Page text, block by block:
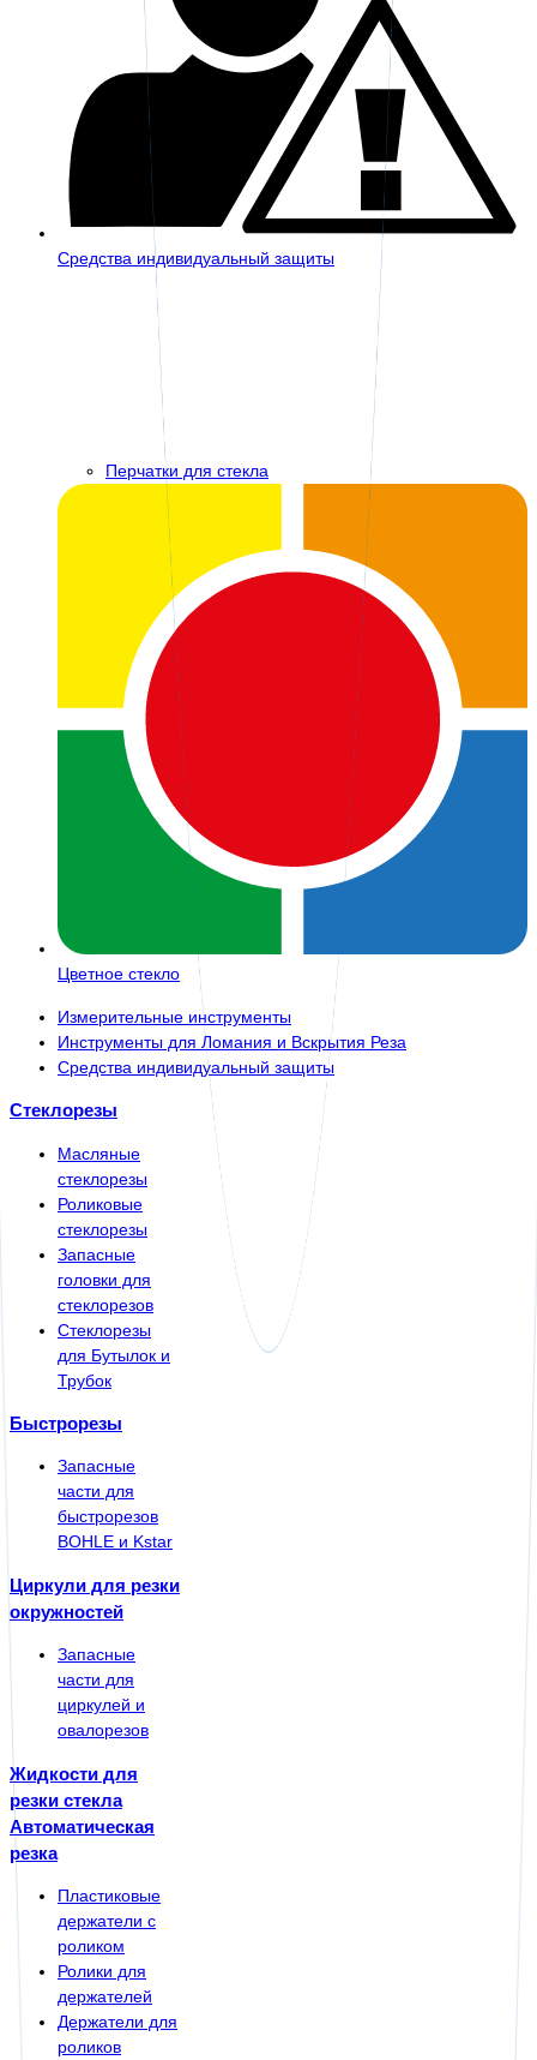
Средства индивидуальный защиты
Перчатки для стекла
Цветное стекло
Измерительные инструменты
Инструменты для Ломания и Вскрытия Реза
Средства индивидуальный защиты
Стеклорезы
Масляные
стеклорезы
Роликовые
стеклорезы
Запасные
головки для
стеклорезов
Стеклорезы
для Бутылок и
Трубок
Быстрорезы
Запасные
части для
быстрорезов
BOHLE и Kstar
Циркули для резки
окружностей
Запасные
части для
циркулей и
овалорезов
Жидкости для
резки стекла
Автоматическая
резка
Пластиковые
держатели с
роликом
Ролики для
держателей
Держатели для
роликов